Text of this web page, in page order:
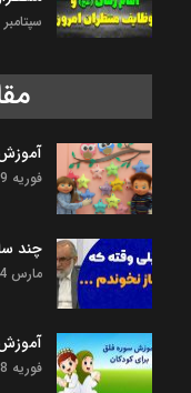
سپتامبر 9, 2025
فوریه 9, 2022
چند
مارس 4, 2023
فوریه 28, 2023